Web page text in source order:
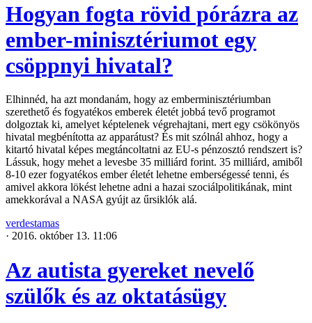
Hogyan fogta rövid pórázra az
ember-minisztériumot egy
csöppnyi hivatal?
Elhinnéd, ha azt mondanám, hogy az emberminisztériumban
szerethető és fogyatékos emberek életét jobbá tevő programot
dolgoztak ki, amelyet képtelenek végrehajtani, mert egy csökönyös
hivatal megbénította az apparátust? És mit szólnál ahhoz, hogy a
kitartó hivatal képes megtáncoltatni az EU-s pénzosztó rendszert is?
Lássuk, hogy mehet a levesbe 35 milliárd forint. 35 milliárd, amiből
8-10 ezer fogyatékos ember életét lehetne emberségessé tenni, és
amivel akkora lökést lehetne adni a hazai szociálpolitikának, mint
amekkorával a NASA gyújt az űrsiklók alá.
verdestamas
· 2016. október 13. 11:06
Az autista gyereket nevelő
szülők és az oktatásügy